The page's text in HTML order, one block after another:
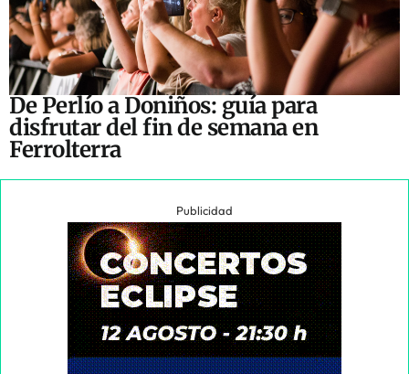
De Perlío a Doniños: guía para
disfrutar del fin de semana en
Ferrolterra
Publicidad